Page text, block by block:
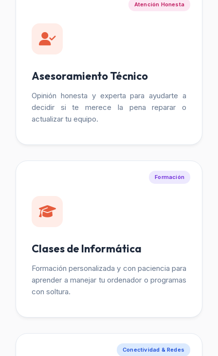
Atención Honesta
Asesoramiento Técnico
Opinión honesta y experta para ayudarte a
decidir si te merece la pena reparar o
actualizar tu equipo.
Formación
Clases de Informática
Formación personalizada y con paciencia para
aprender a manejar tu ordenador o programas
con soltura.
Conectividad & Redes